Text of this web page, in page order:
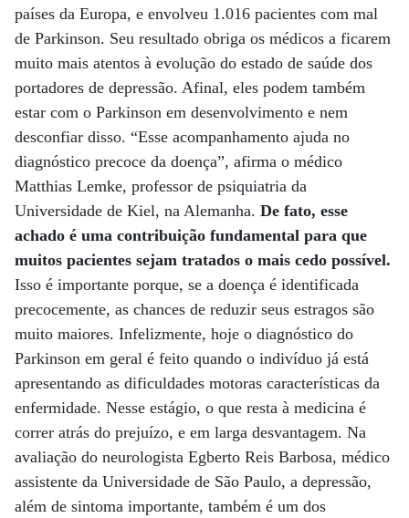
países da Europa, e envolveu 1.016 pacientes com mal
de Parkinson. Seu resultado obriga os médicos a ficarem
muito mais atentos à evolução do estado de saúde dos
portadores de depressão. Afinal, eles podem também
estar com o Parkinson em desenvolvimento e nem
desconfiar disso. “Esse acompanhamento ajuda no
diagnóstico precoce da doença”, afirma o médico
Matthias Lemke, professor de psiquiatria da
Universidade de Kiel, na Alemanha. De fato, esse
achado é uma contribuição fundamental para que
muitos pacientes sejam tratados o mais cedo possível.
Isso é importante porque, se a doença é identificada
precocemente, as chances de reduzir seus estragos são
muito maiores. Infelizmente, hoje o diagnóstico do
Parkinson em geral é feito quando o indivíduo já está
apresentando as dificuldades motoras características da
enfermidade. Nesse estágio, o que resta à medicina é
correr atrás do prejuízo, e em larga desvantagem. Na
avaliação do neurologista Egberto Reis Barbosa, médico
assistente da Universidade de São Paulo, a depressão,
além de sintoma importante, também é um dos